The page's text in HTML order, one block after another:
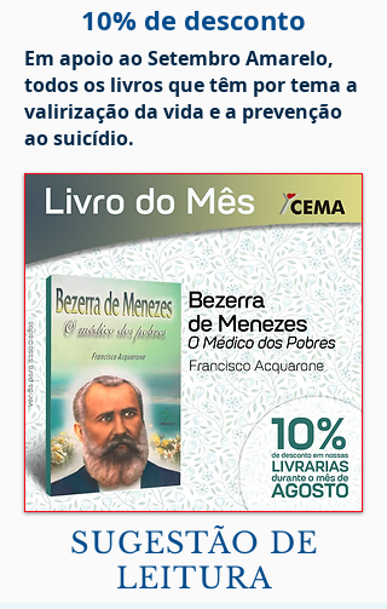
10% de desconto
Em apoio ao Setembro Amarelo,
todos os livros que têm por tema a
valirização da vida e a prevenção
ao suicídio.
SUGESTÃO DE
LEITURA